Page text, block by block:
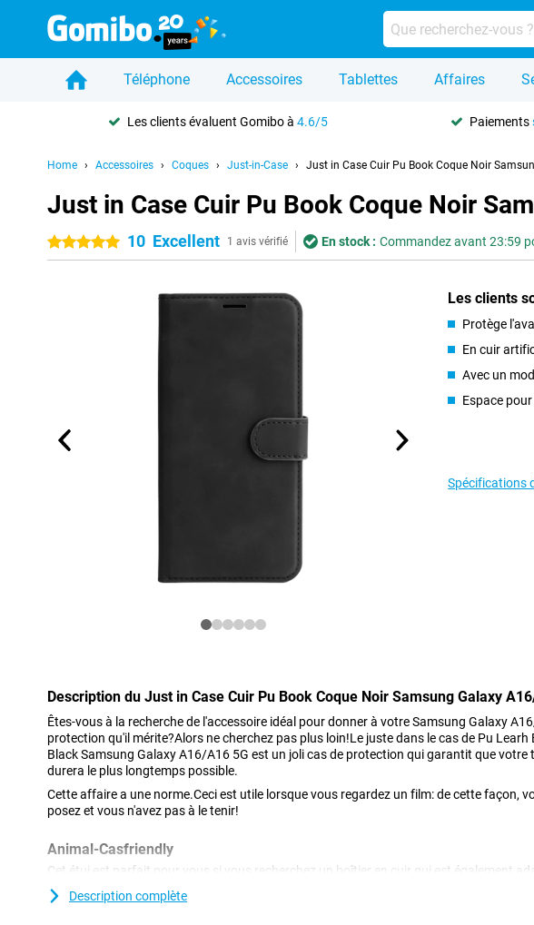
Téléphone Accessoires Tablettes Affaires
Les clients évaluent Gomibo à4.6/5 Paiements
Home Accessoires Coques Just-in-Case Just in Case Cuir Pu Book Coque Noir
Just in Case Cuir Pu Book Coque Noir
5 étoiles10 Excellent 1 avis vérifié En stock : Commandez avant 23:59
Les clients
Protège
En cuir
Avec un
Espace
Spécifications
Description du Just in Case Cuir Pu Book Coque Noir Samsung Galaxy
Êtes-vous à la recherche de l'accessoire idéal pour donner à votre Samsung Galaxy
protection qu'il mérite?Alors ne cherchez pas plus loin!Le juste dans le cas de Pu Learh
Black Samsung Galaxy A16/A16 5G est un joli cas de protection qui garantit que votre
durera le plus longtemps possible.
Cette affaire a une norme.Ceci est utile lorsque vous regardez un film: de cette façon,
posez et vous n'avez pas à le tenir!
Animal-Casfriendly
Cet étui est parfait pour vous si vous recherchez un boîtier en cuir qui est également
animaux.Le boîtier est en cuir artificiel et n'utilise donc pas de matériaux animaux.Ceci
Pu-leer Book Case Black Samsung Galaxy A16/A16 5G est un cas avec une couleur noire
Description complète